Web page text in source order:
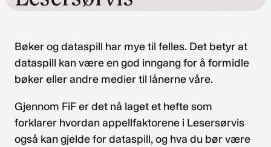
Bøker og dataspill har mye til felles. Det betyr at
dataspill kan være en god inngang for å formidle
bøker eller andre medier til lånerne våre.
Gjennom FiF er det nå laget et hefte som
forklarer hvordan appellfaktorene i Lesersørvis
også kan gjelde for dataspill, og hva du bør være